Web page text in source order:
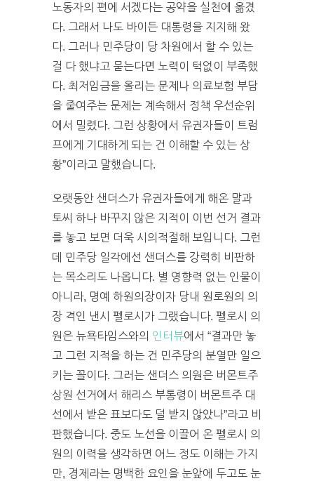
노동자의 편에 서겠다는 공약을 실천에 옮겼
다. 그래서 나도 바이든 대통령을 지지해 왔
다. 그러나 민주당이 당 차원에서 할 수 있는
걸 다 했냐고 묻는다면 노력이 턱없이 부족했
다. 최저임금을 올리는 문제나 의료보험 부담
을 줄여주는 문제는 계속해서 정책 우선순위
에서 밀렸다. 그런 상황에서 유권자들이 트럼
프에게 기대하게 되는 건 이해할 수 있는 상
황”이라고 말했습니다.
오랫동안 샌더스가 유권자들에게 해온 말과
토씨 하나 바꾸지 않은 지적이 이번 선거 결과
를 놓고 보면 더욱 시의적절해 보입니다. 그런
데 민주당 일각에선 샌더스를 강력히 비판하
는 목소리도 나옵니다. 별 영향력 없는 인물이
아니라, 명예 하원의장이자 당내 원로원의 의
장 격인 낸시 펠로시가 그랬습니다. 펠로시 의
원은 뉴욕타임스와의 인터뷰에서 “결과만 놓
고 그런 지적을 하는 건 민주당의 분열만 일으
키는 꼴이다. 그러는 샌더스 의원은 버몬트주
상원 선거에서 해리스 부통령이 버몬트주 대
선에서 받은 표보다도 덜 받지 않았나”라고 비
판했습니다. 중도 노선을 이끌어 온 펠로시 의
원의 이력을 생각하면 어느 정도 이해는 가지
만, 경제라는 명백한 요인을 눈앞에 두고도 눈